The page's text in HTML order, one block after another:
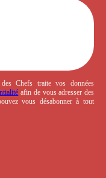
Chefs traite vos données
afin de vous adresser des
vous désabonner à tout